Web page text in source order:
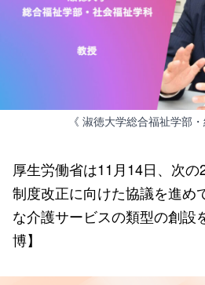
《 淑徳大学総合福祉学部
厚生労働省は11月14日、次
制度改正に向けた協議を進め
な介護サービスの類型の創設
博】